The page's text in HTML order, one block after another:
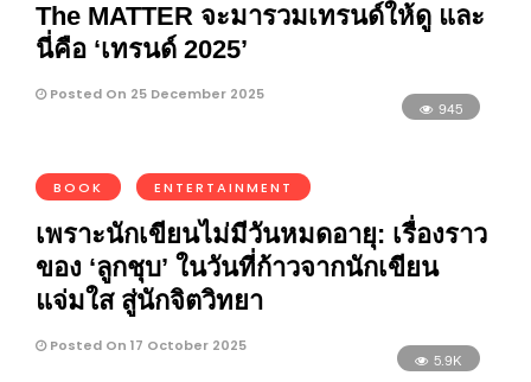
The MATTER จะมารวมเทรนด์ให้ดู และ
นี่คือ ‘เทรนด์ 2025’
Posted On 25 December 2025
945
BOOK ENTERTAINMENT
​​เพราะนักเขียนไม่มีวันหมดอายุ: เรื่องราว
ของ ‘ลูกชุบ’ ในวันที่ก้าวจากนักเขียน
แจ่มใส สู่นักจิตวิทยา
Posted On 17 October 2025
5.9K